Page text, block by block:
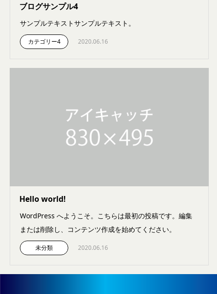
ブログサンプル4
サンプルテキストサンプルテキスト。
カテゴリー4 2020.06.16
Hello world!
WordPress へようこそ。こちらは最初の投稿です。編集
または削除し、コンテンツ作成を始めてください。
未分類 2020.06.16